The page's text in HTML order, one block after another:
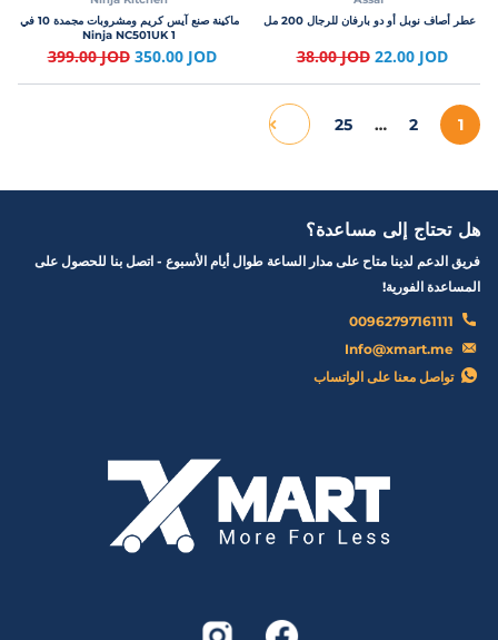
عطر أصاف نوبل أو دو بارفان للرجال 200 مل
38.00 JOD22.00 JOD
ماكينة صنع آيس كريم ومشروبات مجمدة 10 في
1 Ninja NC501UK
399.00 JOD350.00 JOD
1
2
…
25
هل تحتاج إلى مساعدة؟
فريق الدعم لدينا متاح على مدار الساعة طوال أيام الأسبوع - اتصل بنا للحصول على
المساعدة الفورية!
00962797161111
Info@xmart.me
تواصل معنا على الواتساب